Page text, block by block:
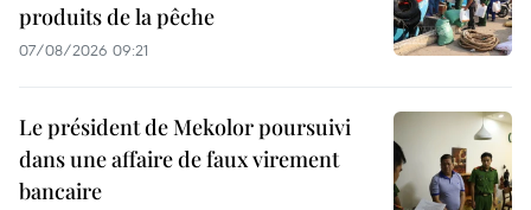
produits de la pêche
07/08/2026 09:21
Le président de Mekolor poursuivi
dans une affaire de faux virement
bancaire